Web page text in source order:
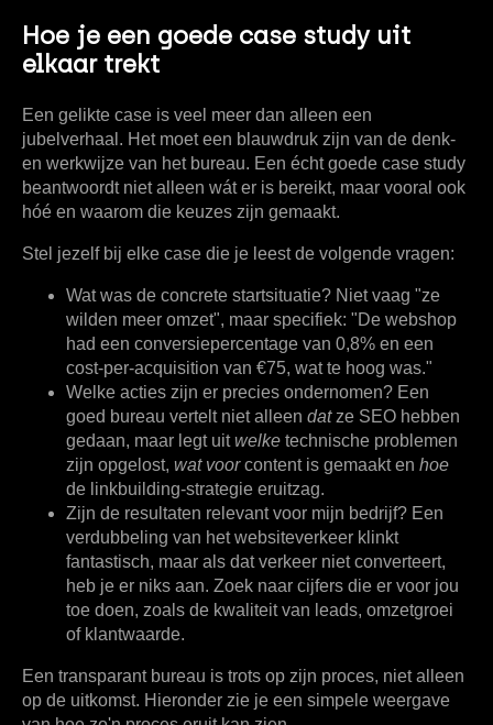
Hoe je een goede case study uit
elkaar trekt
Een gelikte case is veel meer dan alleen een
jubelverhaal. Het moet een blauwdruk zijn van de denk-
en werkwijze van het bureau. Een écht goede case study
beantwoordt niet alleen wát er is bereikt, maar vooral ook
hóé en waarom die keuzes zijn gemaakt.
Stel jezelf bij elke case die je leest de volgende vragen:
Wat was de concrete startsituatie? Niet vaag "ze
wilden meer omzet", maar specifiek: "De webshop
had een conversiepercentage van 0,8% en een
cost-per-acquisition van €75, wat te hoog was."
Welke acties zijn er precies ondernomen? Een
goed bureau vertelt niet alleen datze SEO hebben
gedaan, maar legt uitwelke technische problemen
zijn opgelost, wat voorcontent is gemaakt en hoe
de linkbuilding-strategie eruitzag.
Zijn de resultaten relevant voor mijn bedrijf? Een
verdubbeling van het websiteverkeer klinkt
fantastisch, maar als dat verkeer niet converteert,
heb je er niks aan. Zoek naar cijfers die er voor jou
toe doen, zoals de kwaliteit van leads, omzetgroei
of klantwaarde.
Een transparant bureau is trots op zijn proces, niet alleen
op de uitkomst. Hieronder zie je een simpele weergave